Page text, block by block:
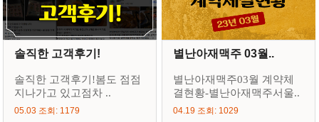
솔직한 고객후기!
솔직한 고객후기!봄도 점점
지나가고 있고점차 ..
05.03 조회: 1179
별난아재맥주 03월..
별난아재맥주03월 계약체
결현황-별난아재맥주서울..
04.19 조회: 1029